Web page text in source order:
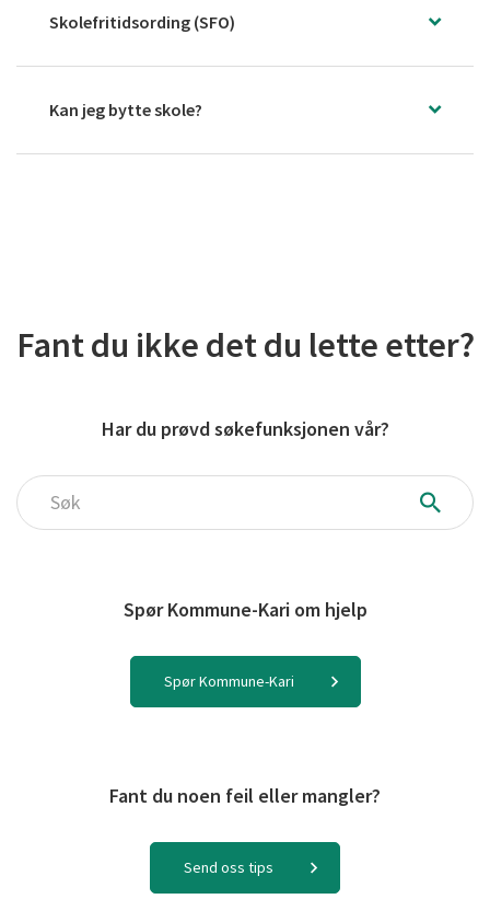
Skolefritidsording (SFO)
Kan jeg bytte skole?
Fant du ikke det du lette etter?
Har du prøvd søkefunksjonen vår?
Søk
Spør Kommune-Kari om hjelp
Spør Kommune-Kari
Fant du noen feil eller mangler?
Send oss tips